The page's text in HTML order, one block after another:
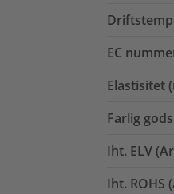
EC
Elastisitet
Farlig gods
Iht. ELV
Iht. ROHS